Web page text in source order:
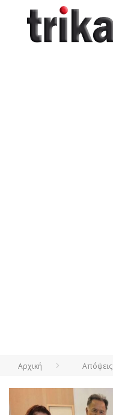
Αρχική Απόψεις